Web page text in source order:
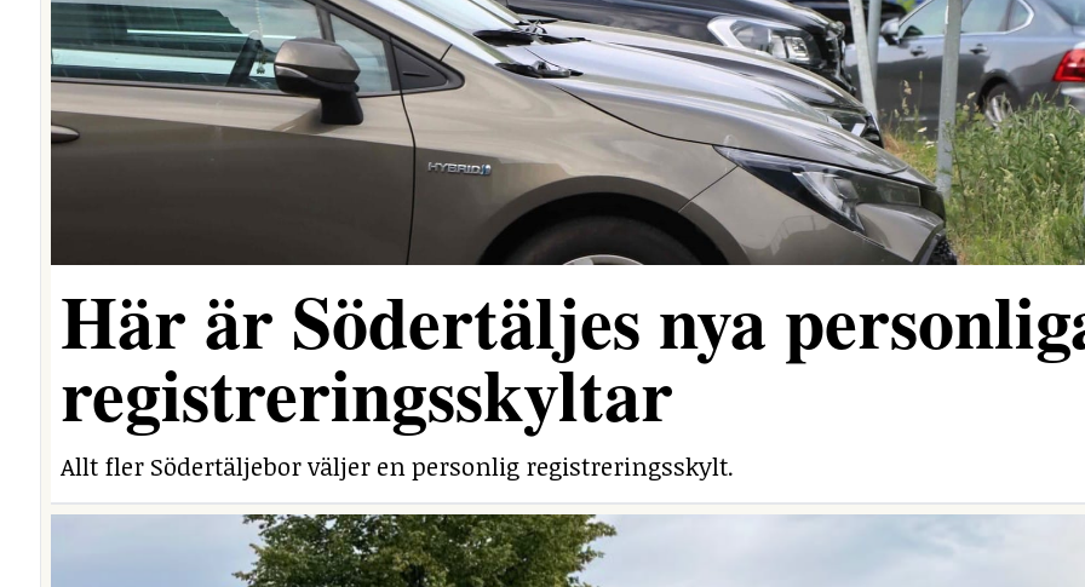
Här är Södertäljes nya
registreringsskyltar
Allt fler Södertäljebor väljer en personlig registreringsskylt.